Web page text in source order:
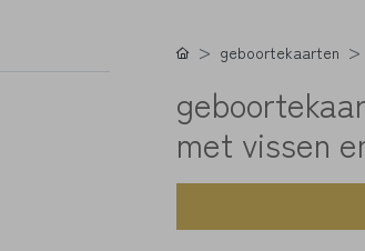
geboortekaarten
met vissen